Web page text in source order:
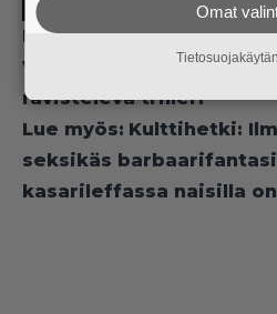
Lue myös: Vielä hetken
Väkivallan uhri ryhtyy
ravisteleva trilleri
Lue myös: Kulttihetki:
seksikäs
kasarileffassa naisilla
Omat